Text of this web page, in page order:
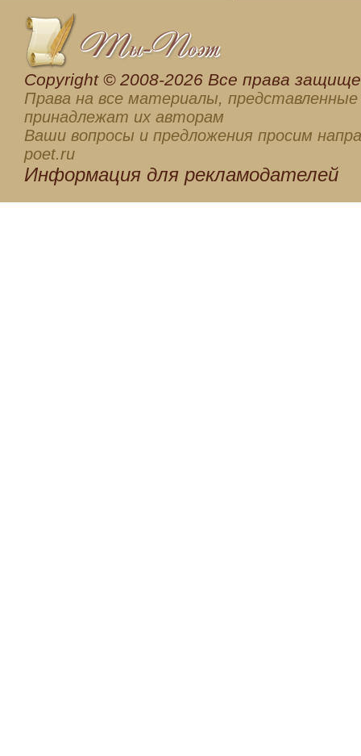
Сopyright © 2008-2026 Все права
Права на все материалы, представленные
принадлежат их авторам
Ваши вопросы и предложения просим
poet.ru
Информация для рекламодателей